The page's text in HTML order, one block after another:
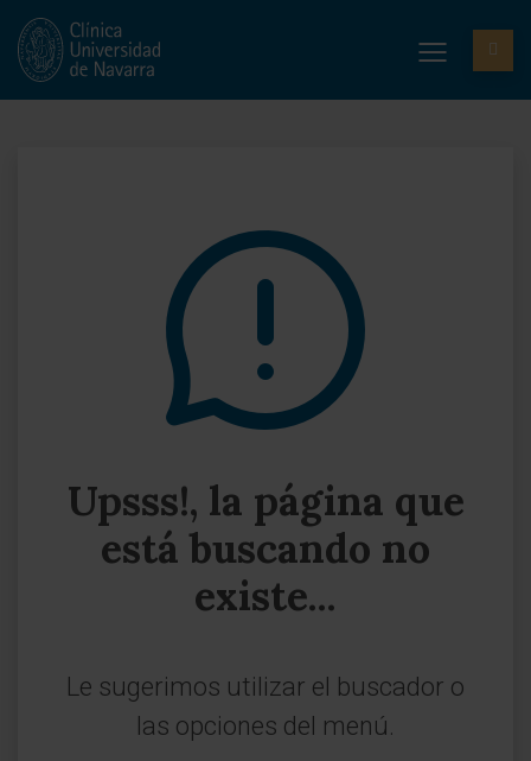
Upsss!, la página que
está buscando no
existe...
Le sugerimos utilizar el buscador o
las opciones del menú.